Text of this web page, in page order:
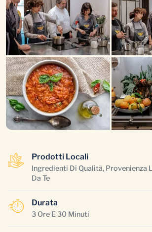
Prodotti Locali
Ingredienti Di Qualità, Provenienza
Da Te
Durata
3 Ore E 30 Minuti